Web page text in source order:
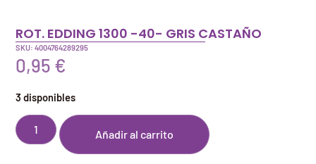
ROT. EDDING 1300 -40- GRIS CASTAÑO
SKU: 4004764289295
0,95 €
3 disponibles
Añadir al carrito